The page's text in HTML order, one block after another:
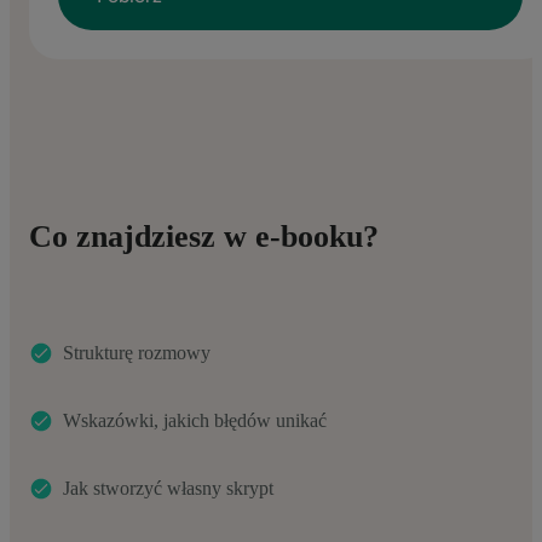
Co znajdziesz w e-booku?
Strukturę rozmowy
Wskazówki, jakich błędów unikać
Jak stworzyć własny skrypt